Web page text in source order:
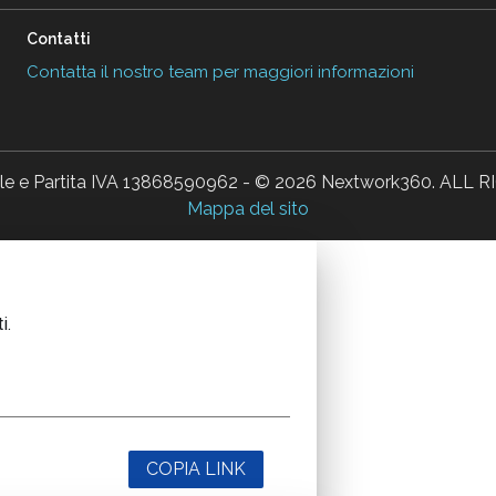
Contatti
Contatta il nostro team per maggiori informazioni
e Partita IVA 13868590962 - © 2026 Nextwork360. ALL
Mappa del sito
COPIA LINK